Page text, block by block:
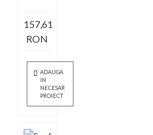
157,61
RON
ADAUGA
IN
NECESAR
PROIECT